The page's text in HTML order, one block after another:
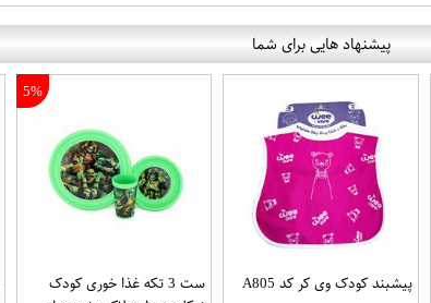
پیشنهاد هایی برای شما
پیشبند کودک وی کر کد A805
5%
ست 3 تکه غذا خوری کودک